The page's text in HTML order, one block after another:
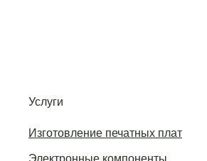
Изготовление печатных плат
Электронные компоненты
Услуги